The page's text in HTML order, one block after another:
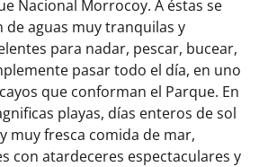
Nacional Morrocoy. A éstas se
de aguas muy tranquilas y
para nadar, pescar, bucear,
pasar todo el día, en uno
que conforman el Parque. En
playas, días enteros de sol
muy fresca comida de mar,
con atardeceres espectaculares y